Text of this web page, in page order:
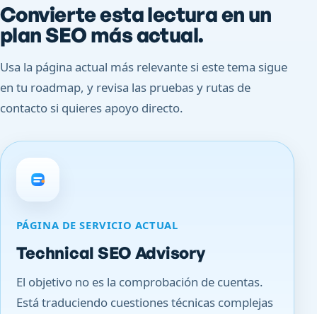
Convierte esta lectura en un
plan SEO más actual.
Usa la página actual más relevante si este tema sigue
en tu roadmap, y revisa las pruebas y rutas de
contacto si quieres apoyo directo.
PÁGINA DE SERVICIO ACTUAL
Technical SEO Advisory
El objetivo no es la comprobación de cuentas.
Está traduciendo cuestiones técnicas complejas